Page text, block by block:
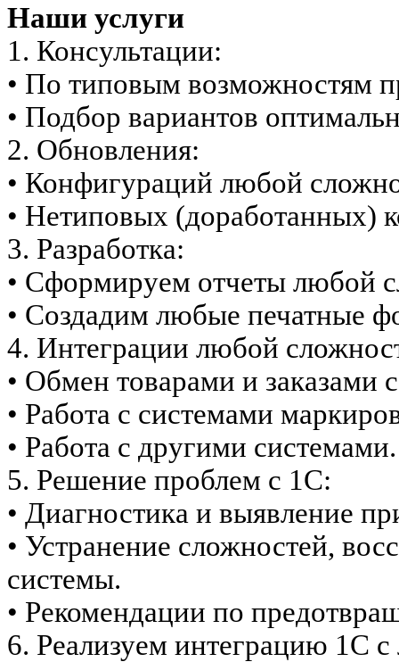
Наши услуги
1. Консультации:
• По типовым возможностям
• Подбор вариантов
2. Обновления:
• Конфигураций любой
• Нетиповых (доработанных)
3. Разработка:
• Сформируем отчеты любой
• Создадим любые печатные
4. Интеграции любой
• Обмен товарами и заказами
• Работа с системами
• Работа с другими системами.
5. Решение проблем с 1С:
• Диагностика и выявление
• Устранение сложностей,
системы.
• Рекомендации по
6. Реализуем интеграцию 1С